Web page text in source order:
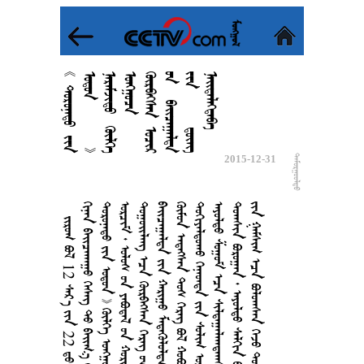















































































 
2015-12-31
                        442                